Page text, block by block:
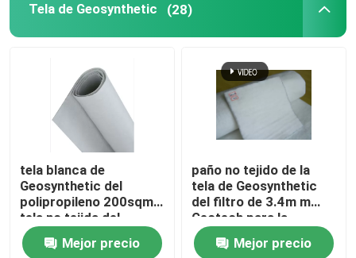
Tela de Geosynthetic (28)
tela blanca de
Geosynthetic del
polipropileno 200sqm
tela no tejida del
geotextil de 4 onzas
Mejor precio
paño no tejido de la
tela de Geosynthetic
del filtro de 3.4m m
Geotech para la
construcción de
carreterasMejor precio